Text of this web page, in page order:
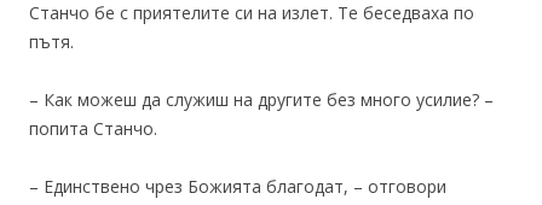
Станчо бе с приятелите си на излет. Те беседваха по
пътя.
– Как можеш да служиш на другите без много усилие? –
попита Станчо.
– Единствено чрез Божията благодат, – отговори